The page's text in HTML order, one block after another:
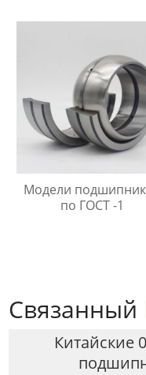
Модели
по ГОСТ -1
Связанный
Китайские